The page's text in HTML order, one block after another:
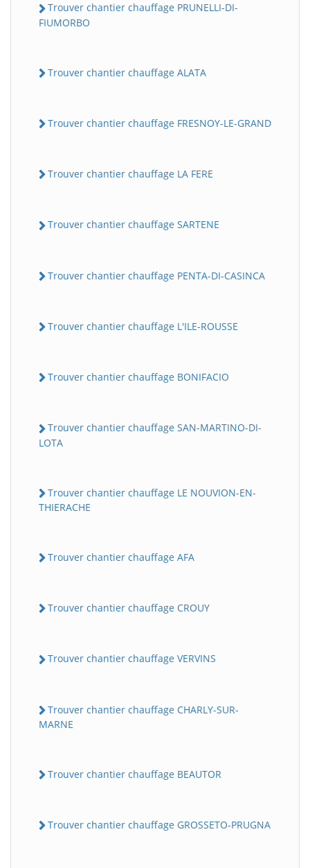
Trouver chantier chauffage PRUNELLI-DI-
FIUMORBO
Trouver chantier chauffage ALATA
Trouver chantier chauffage FRESNOY-LE-GRAND
Trouver chantier chauffage LA FERE
Trouver chantier chauffage SARTENE
Trouver chantier chauffage PENTA-DI-CASINCA
Trouver chantier chauffage L'ILE-ROUSSE
Trouver chantier chauffage BONIFACIO
Trouver chantier chauffage SAN-MARTINO-DI-
LOTA
Trouver chantier chauffage LE NOUVION-EN-
THIERACHE
Trouver chantier chauffage AFA
Trouver chantier chauffage CROUY
Trouver chantier chauffage VERVINS
Trouver chantier chauffage CHARLY-SUR-
MARNE
Trouver chantier chauffage BEAUTOR
Trouver chantier chauffage GROSSETO-PRUGNA